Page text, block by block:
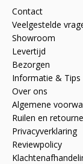
Contact
Veelgestelde
Showroom
Levertijd
Bezorgen
Informatie & Tips
Over ons
Algemene
Ruilen en
Privacyverklaring
Reviewpolicy